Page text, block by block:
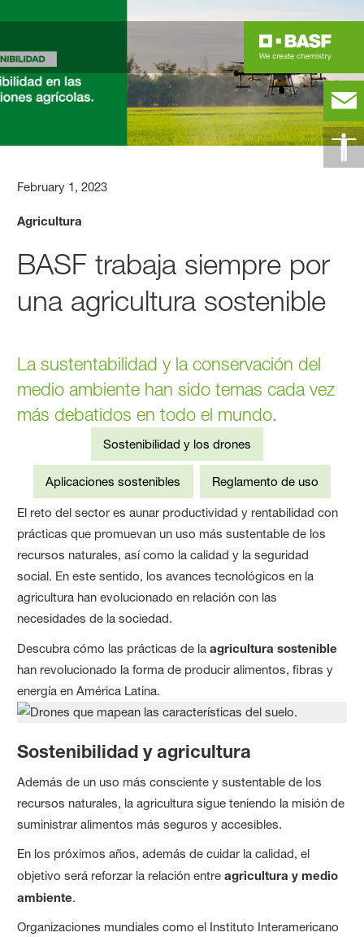
February 1, 2023
Agricultura
BASF trabaja siempre por
una agricultura sostenible
La sustentabilidad y la conservación del
medio ambiente han sido temas cada vez
más debatidos en todo el mundo.
Sostenibilidad y los drones
Aplicaciones sostenibles Reglamento de uso
El reto del sector es aunar productividad y rentabilidad con
prácticas que promuevan un uso más sustentable de los
recursos naturales, así como la calidad y la seguridad
social. En este sentido, los avances tecnológicos en la
agricultura han evolucionado en relación con las
necesidades de la sociedad.
Descubra cómo las prácticas de laagricultura sostenible
han revolucionado la forma de producir alimentos, fibras y
energía en América Latina.
Sostenibilidad y agricultura
Además de un uso más consciente y sustentable de los
recursos naturales, la agricultura sigue teniendo la misión de
suministrar alimentos más seguros y accesibles.
En los próximos años, además de cuidar la calidad, el
objetivo será reforzar la relación entreagricultura y medio
ambiente.
Organizaciones mundiales como el Instituto Interamericano